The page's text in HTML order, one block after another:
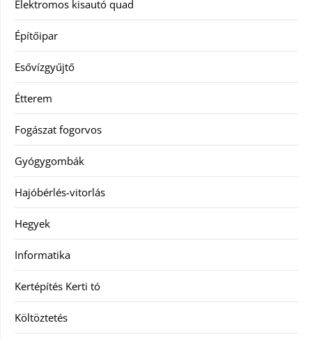
Elektromos kisautó quad
Építőipar
Esővízgyűjtő
Étterem
Fogászat fogorvos
Gyógygombák
Hajóbérlés-vitorlás
Hegyek
Informatika
Kertépítés Kerti tó
Költöztetés